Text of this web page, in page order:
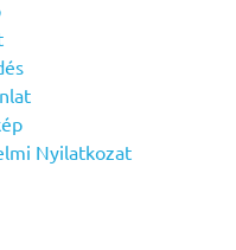
Nyilatkozat